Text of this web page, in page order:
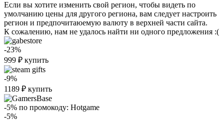
Если вы хотите изменить свой регион, чтобы видеть по
умолчанию цены для другого региона, вам следует настроить
регион и предпочитаюемую валюту в верхней части сайта.
К сожалению, нам не удалось найти ни одного предложения :(
-23%
999 ₽ купить
-9%
1189 ₽ купить
-5% по промокоду: Hotgame
-5%